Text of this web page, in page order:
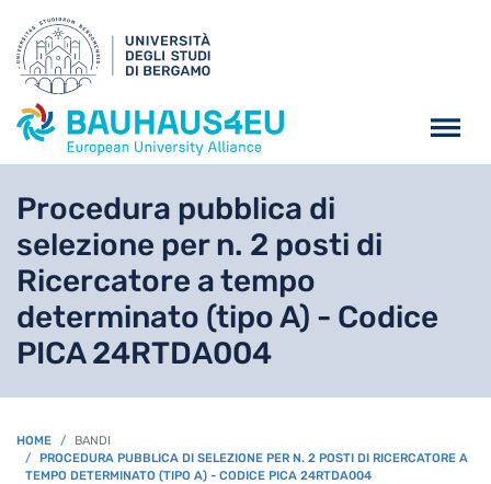
Procedura pubblica di
selezione per n. 2 posti di
Ricercatore a tempo
determinato (tipo A) - Codice
PICA 24RTDA004
BREADCRUMB
HOME
BANDI
PROCEDURA PUBBLICA DI SELEZIONE PER N. 2 POSTI DI RICERCATORE A
TEMPO DETERMINATO (TIPO A) - CODICE PICA 24RTDA004